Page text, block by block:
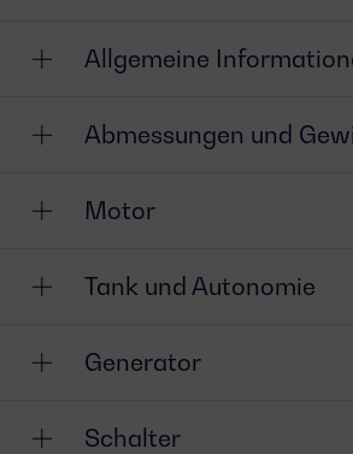
Allgemeine
Abmessungen und
Motor
Tank und Autonomie
Generator
Schalter